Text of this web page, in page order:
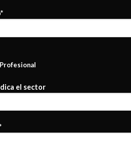
Profesional
el sector